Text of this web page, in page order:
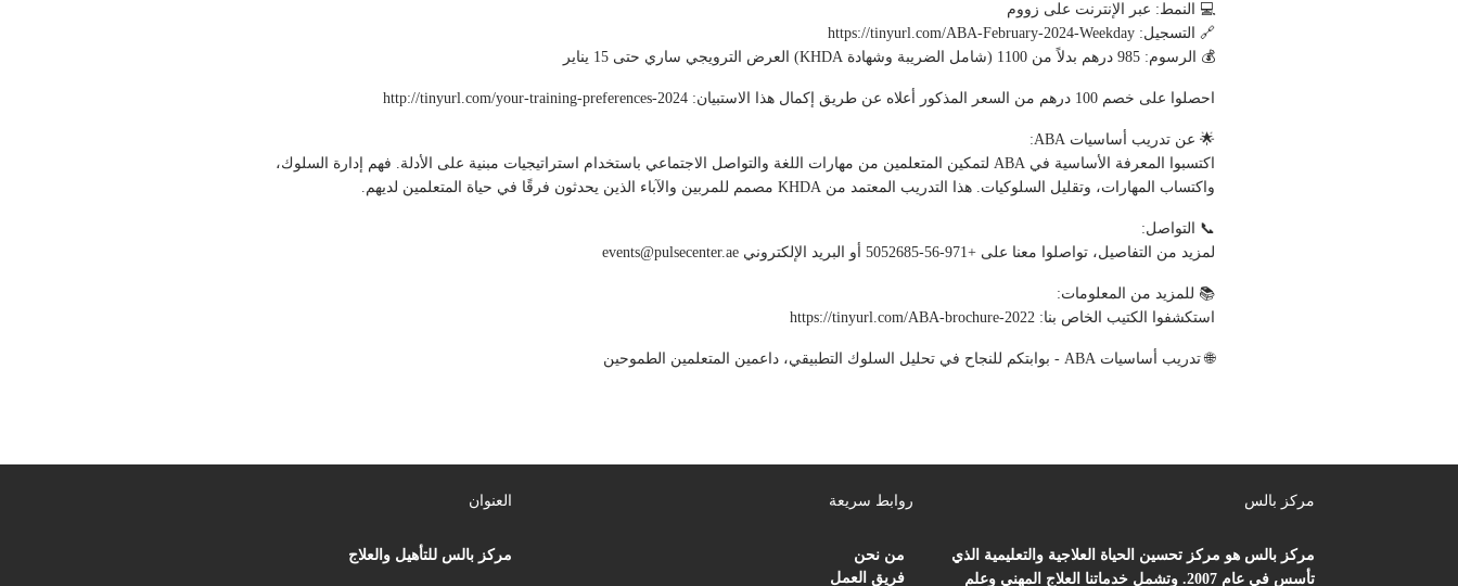
💻 النمط: عبر الإنترنت على زووم
🔗 التسجيل: https://tinyurl.com/ABA-February-2024-Weekday
💰 الرسوم: 985 درهم بدلاً من 1100 (شامل الضريبة وشهادة KHDA) العرض الترويجي ساري حتى 15 يناير
احصلوا على خصم 100 درهم من السعر المذكور أعلاه عن طريق إكمال هذا الاستبيان: http://tinyurl.com/your-training-preferences-2024
🌟 عن تدريب أساسيات ABA:
اكتسبوا المعرفة الأساسية في ABA لتمكين المتعلمين من مهارات اللغة والتواصل الاجتماعي باستخدام استراتيجيات مبنية على الأدلة. فهم إدارة السلوك،
واكتساب المهارات، وتقليل السلوكيات. هذا التدريب المعتمد من KHDA مصمم للمربين والآباء الذين يحدثون فرقًا في حياة المتعلمين لديهم.
📞 التواصل:
لمزيد من التفاصيل، تواصلوا معنا على +971-56-5052685 أو البريد الإلكتروني
events@pulsecenter.ae
📚 للمزيد من المعلومات:
استكشفوا الكتيب الخاص بنا: https://tinyurl.com/ABA-brochure-2022
🌐 تدريب أساسيات ABA - بوابتكم للنجاح في تحليل السلوك التطبيقي، داعمين المتعلمين الطموحين
مركز بالس
مركز بالس هو مركز تحسين الحياة العلاجية والتعليمية الذي
تأسس في عام 2007. وتشمل خدماتنا العلاج المهني وعلم
روابط سريعة
من نحن
فريق العمل
العنوان
مركز بالس للتأهيل والعلاج